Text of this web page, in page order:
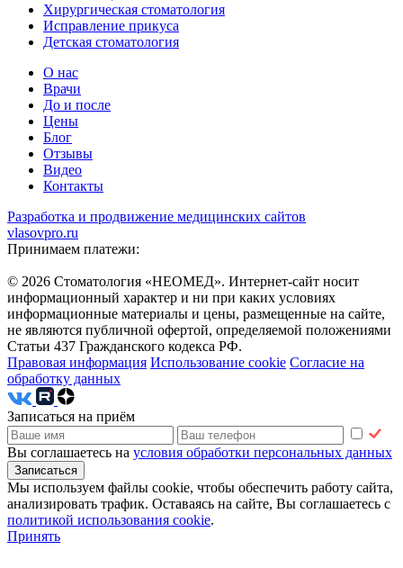
Хирургическая стоматология
Исправление прикуса
Детская стоматология
О нас
Врачи
До и после
Цены
Блог
Отзывы
Видео
Контакты
Разработка и продвижение медицинских сайтов
vlasovpro.ru
Принимаем платежи:
© 2026 Стоматология «НЕОМЕД». Интернет-сайт носит
информационный характер и ни при каких условиях
информационные материалы и цены, размещенные на сайте,
не являются публичной офертой, определяемой положениями
Статьи 437 Гражданского кодекса РФ.
Правовая информация Использование cookie Согласие на
обработку данных
Записаться на приём
Вы соглашаетесь на условия обработки персональных данных
Мы используем файлы cookie, чтобы обеспечить работу сайта,
анализировать трафик. Оставаясь на сайте, Вы соглашаетесь с
политикой использования сookie.
Принять